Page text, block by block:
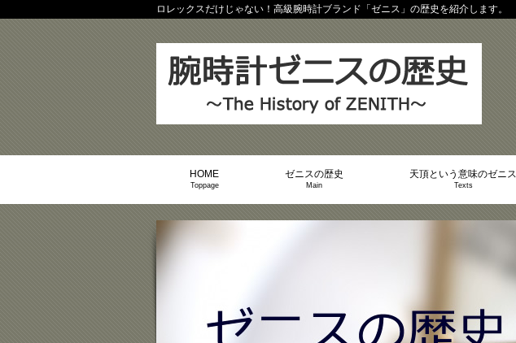
ロレックスだけじゃない！高級腕時計ブランド「ゼニス」の歴史を紹介します。
HOME
Toppage
ゼニスの歴史
Main
天頂という意味のゼニス
Texts